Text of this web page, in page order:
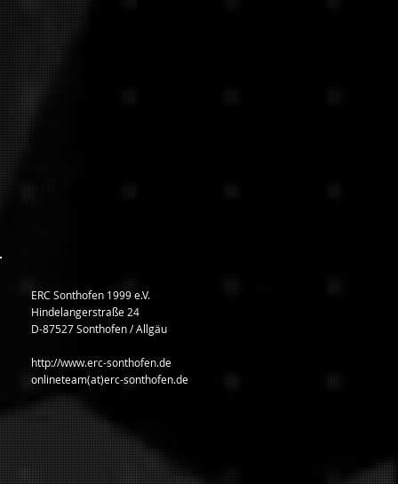
ERC Sonthofen 1999 e.V.
Hindelangerstraße 24
D-87527 Sonthofen / Allgäu
http://www.erc-sonthofen.de
onlineteam(at)erc-sonthofen.de